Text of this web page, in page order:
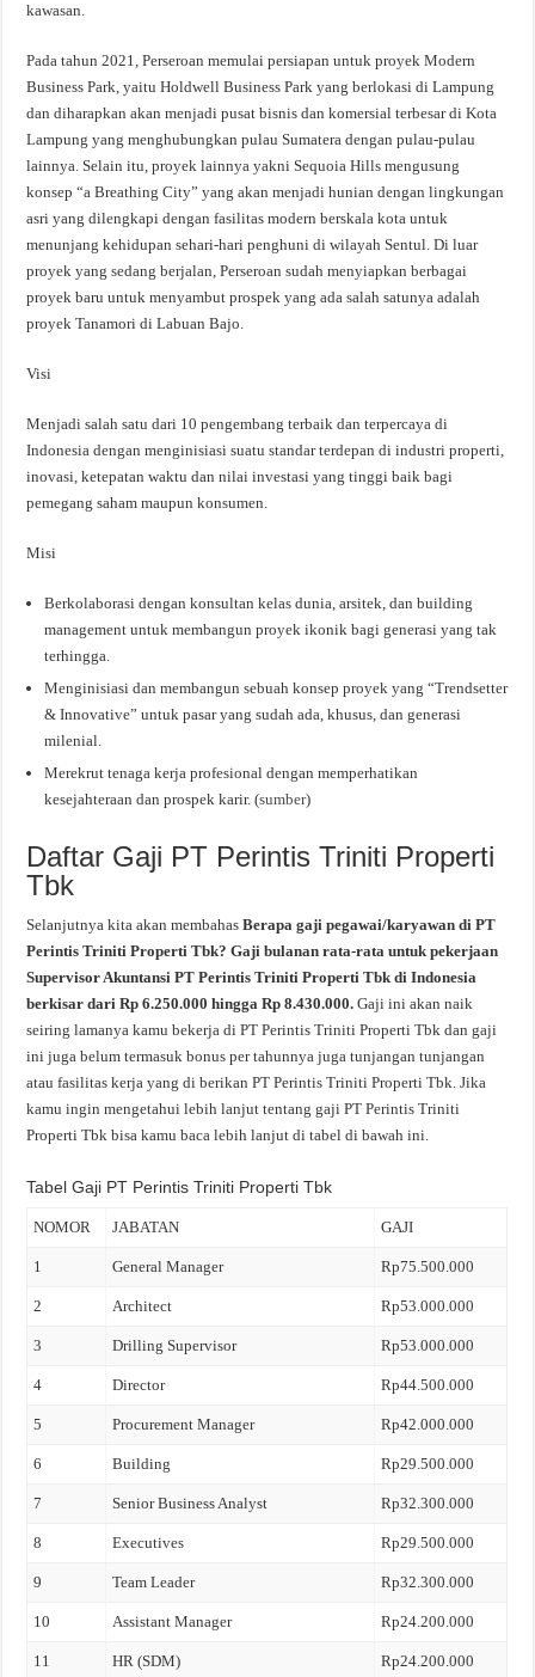
kawasan.
Pada tahun 2021, Perseroan memulai persiapan untuk proyek Modern
Business Park, yaitu Holdwell Business Park yang berlokasi di Lampung
dan diharapkan akan menjadi pusat bisnis dan komersial terbesar di Kota
Lampung yang menghubungkan pulau Sumatera dengan pulau-pulau
lainnya. Selain itu, proyek lainnya yakni Sequoia Hills mengusung
konsep “a Breathing City” yang akan menjadi hunian dengan lingkungan
asri yang dilengkapi dengan fasilitas modern berskala kota untuk
menunjang kehidupan sehari-hari penghuni di wilayah Sentul. Di luar
proyek yang sedang berjalan, Perseroan sudah menyiapkan berbagai
proyek baru untuk menyambut prospek yang ada salah satunya adalah
proyek Tanamori di Labuan Bajo.
Visi
Menjadi salah satu dari 10 pengembang terbaik dan terpercaya di
Indonesia dengan menginisiasi suatu standar terdepan di industri properti,
inovasi, ketepatan waktu dan nilai investasi yang tinggi baik bagi
pemegang saham maupun konsumen.
Misi
Berkolaborasi dengan konsultan kelas dunia, arsitek, dan building
management untuk membangun proyek ikonik bagi generasi yang tak
terhingga.
Menginisiasi dan membangun sebuah konsep proyek yang “Trendsetter
& Innovative” untuk pasar yang sudah ada, khusus, dan generasi
milenial.
Merekrut tenaga kerja profesional dengan memperhatikan
kesejahteraan dan prospek karir. (sumber)
Daftar Gaji PT Perintis Triniti Properti
Tbk
Selanjutnya kita akan membahasBerapa gaji pegawai/karyawan di PT
Perintis Triniti Properti Tbk? Gaji bulanan rata-rata untuk pekerjaan
Supervisor Akuntansi PT Perintis Triniti Properti Tbk di Indonesia
berkisar dari Rp 6.250.000 hingga Rp 8.430.000.Gaji ini akan naik
seiring lamanya kamu bekerja di PT Perintis Triniti Properti Tbk dan gaji
ini juga belum termasuk bonus per tahunnya juga tunjangan tunjangan
atau fasilitas kerja yang di berikan PT Perintis Triniti Properti Tbk. Jika
kamu ingin mengetahui lebih lanjut tentang gaji PT Perintis Triniti
Properti Tbk bisa kamu baca lebih lanjut di tabel di bawah ini.
Tabel Gaji PT Perintis Triniti Properti Tbk
NOMOR JABATAN GAJI
1 General Manager Rp75.500.000
2 Architect Rp53.000.000
3 Drilling Supervisor Rp53.000.000
4 Director Rp44.500.000
5 Procurement Manager Rp42.000.000
6 Building Rp29.500.000
7 Senior Business Analyst Rp32.300.000
8 Executives Rp29.500.000
9 Team Leader Rp32.300.000
10 Assistant Manager Rp24.200.000
11 HR (SDM) Rp24.200.000